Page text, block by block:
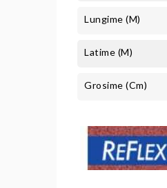
Lungime (m)
Latime (m)
Grosime (cm)